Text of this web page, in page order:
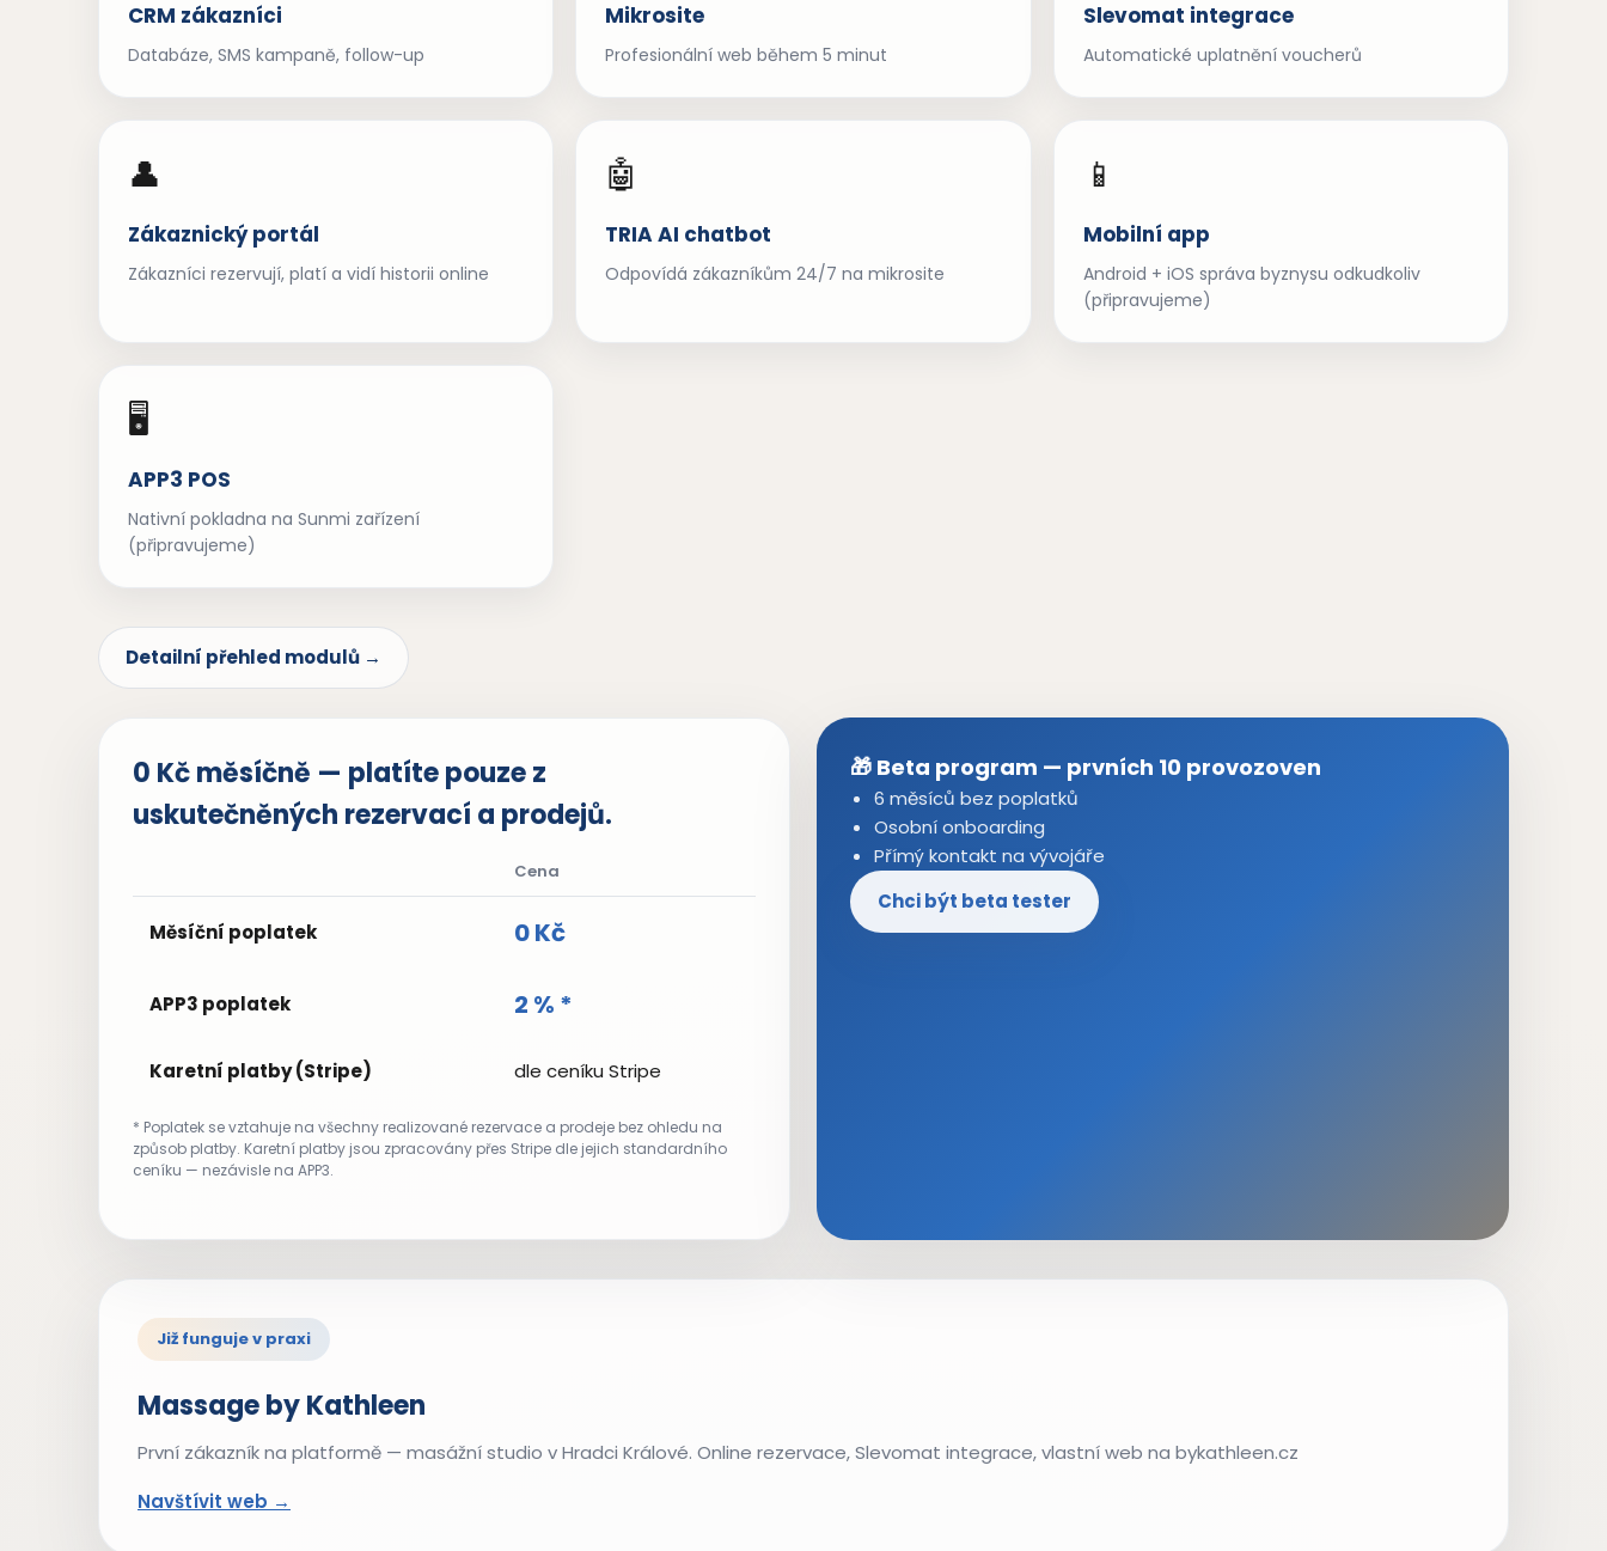
CRM zákazníci
Databáze, SMS kampaně, follow-up
Mikrosite
Profesionální web během 5 minut
Slevomat integrace
Automatické uplatnění voucherů
👤
Zákaznický portál
Zákazníci rezervují, platí a vidí historii online
🤖
TRIA AI chatbot
Odpovídá zákazníkům 24/7 na mikrosite
📱
Mobilní app
Android + iOS správa byznysu odkudkoliv
(připravujeme)
🖥️
APP3 POS
Nativní pokladna na Sunmi zařízení
(připravujeme)
Detailní přehled modulů →
0 Kč měsíčně — platíte pouze z
uskutečněných rezervací a prodejů.
Cena
Měsíční poplatek 0 Kč
APP3 poplatek 2 % *
Karetní platby (Stripe) dle ceníku Stripe
* Poplatek se vztahuje na všechny realizované rezervace a prodeje bez ohledu na
způsob platby. Karetní platby jsou zpracovány přes Stripe dle jejich standardního
ceníku — nezávisle na APP3.
🎁 Beta program — prvních 10 provozoven
6 měsíců bez poplatků
Osobní onboarding
Přímý kontakt na vývojáře
Chci být beta tester
Již funguje v praxi
Massage by Kathleen
První zákazník na platformě — masážní studio v Hradci Králové. Online rezervace, Slevomat integrace, vlastní web na bykathleen.cz
Navštívit web →